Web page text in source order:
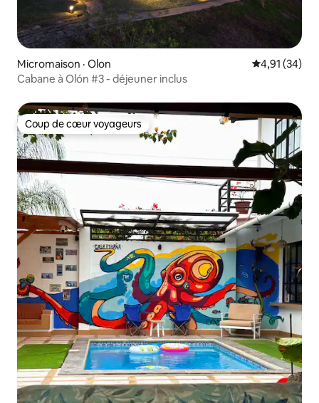
Micromaison · Olon Note
4,91 (34)
Cabane à Olón #3 - déjeuner inclus
Coup de cœur voyageurs
Coup de cœur voyageurs